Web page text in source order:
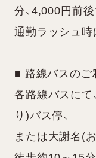
分、4,000円前後
通勤ラッシュ時
■ 路線バスのご
各路線バスにて
り)バス停、
または大謝名(